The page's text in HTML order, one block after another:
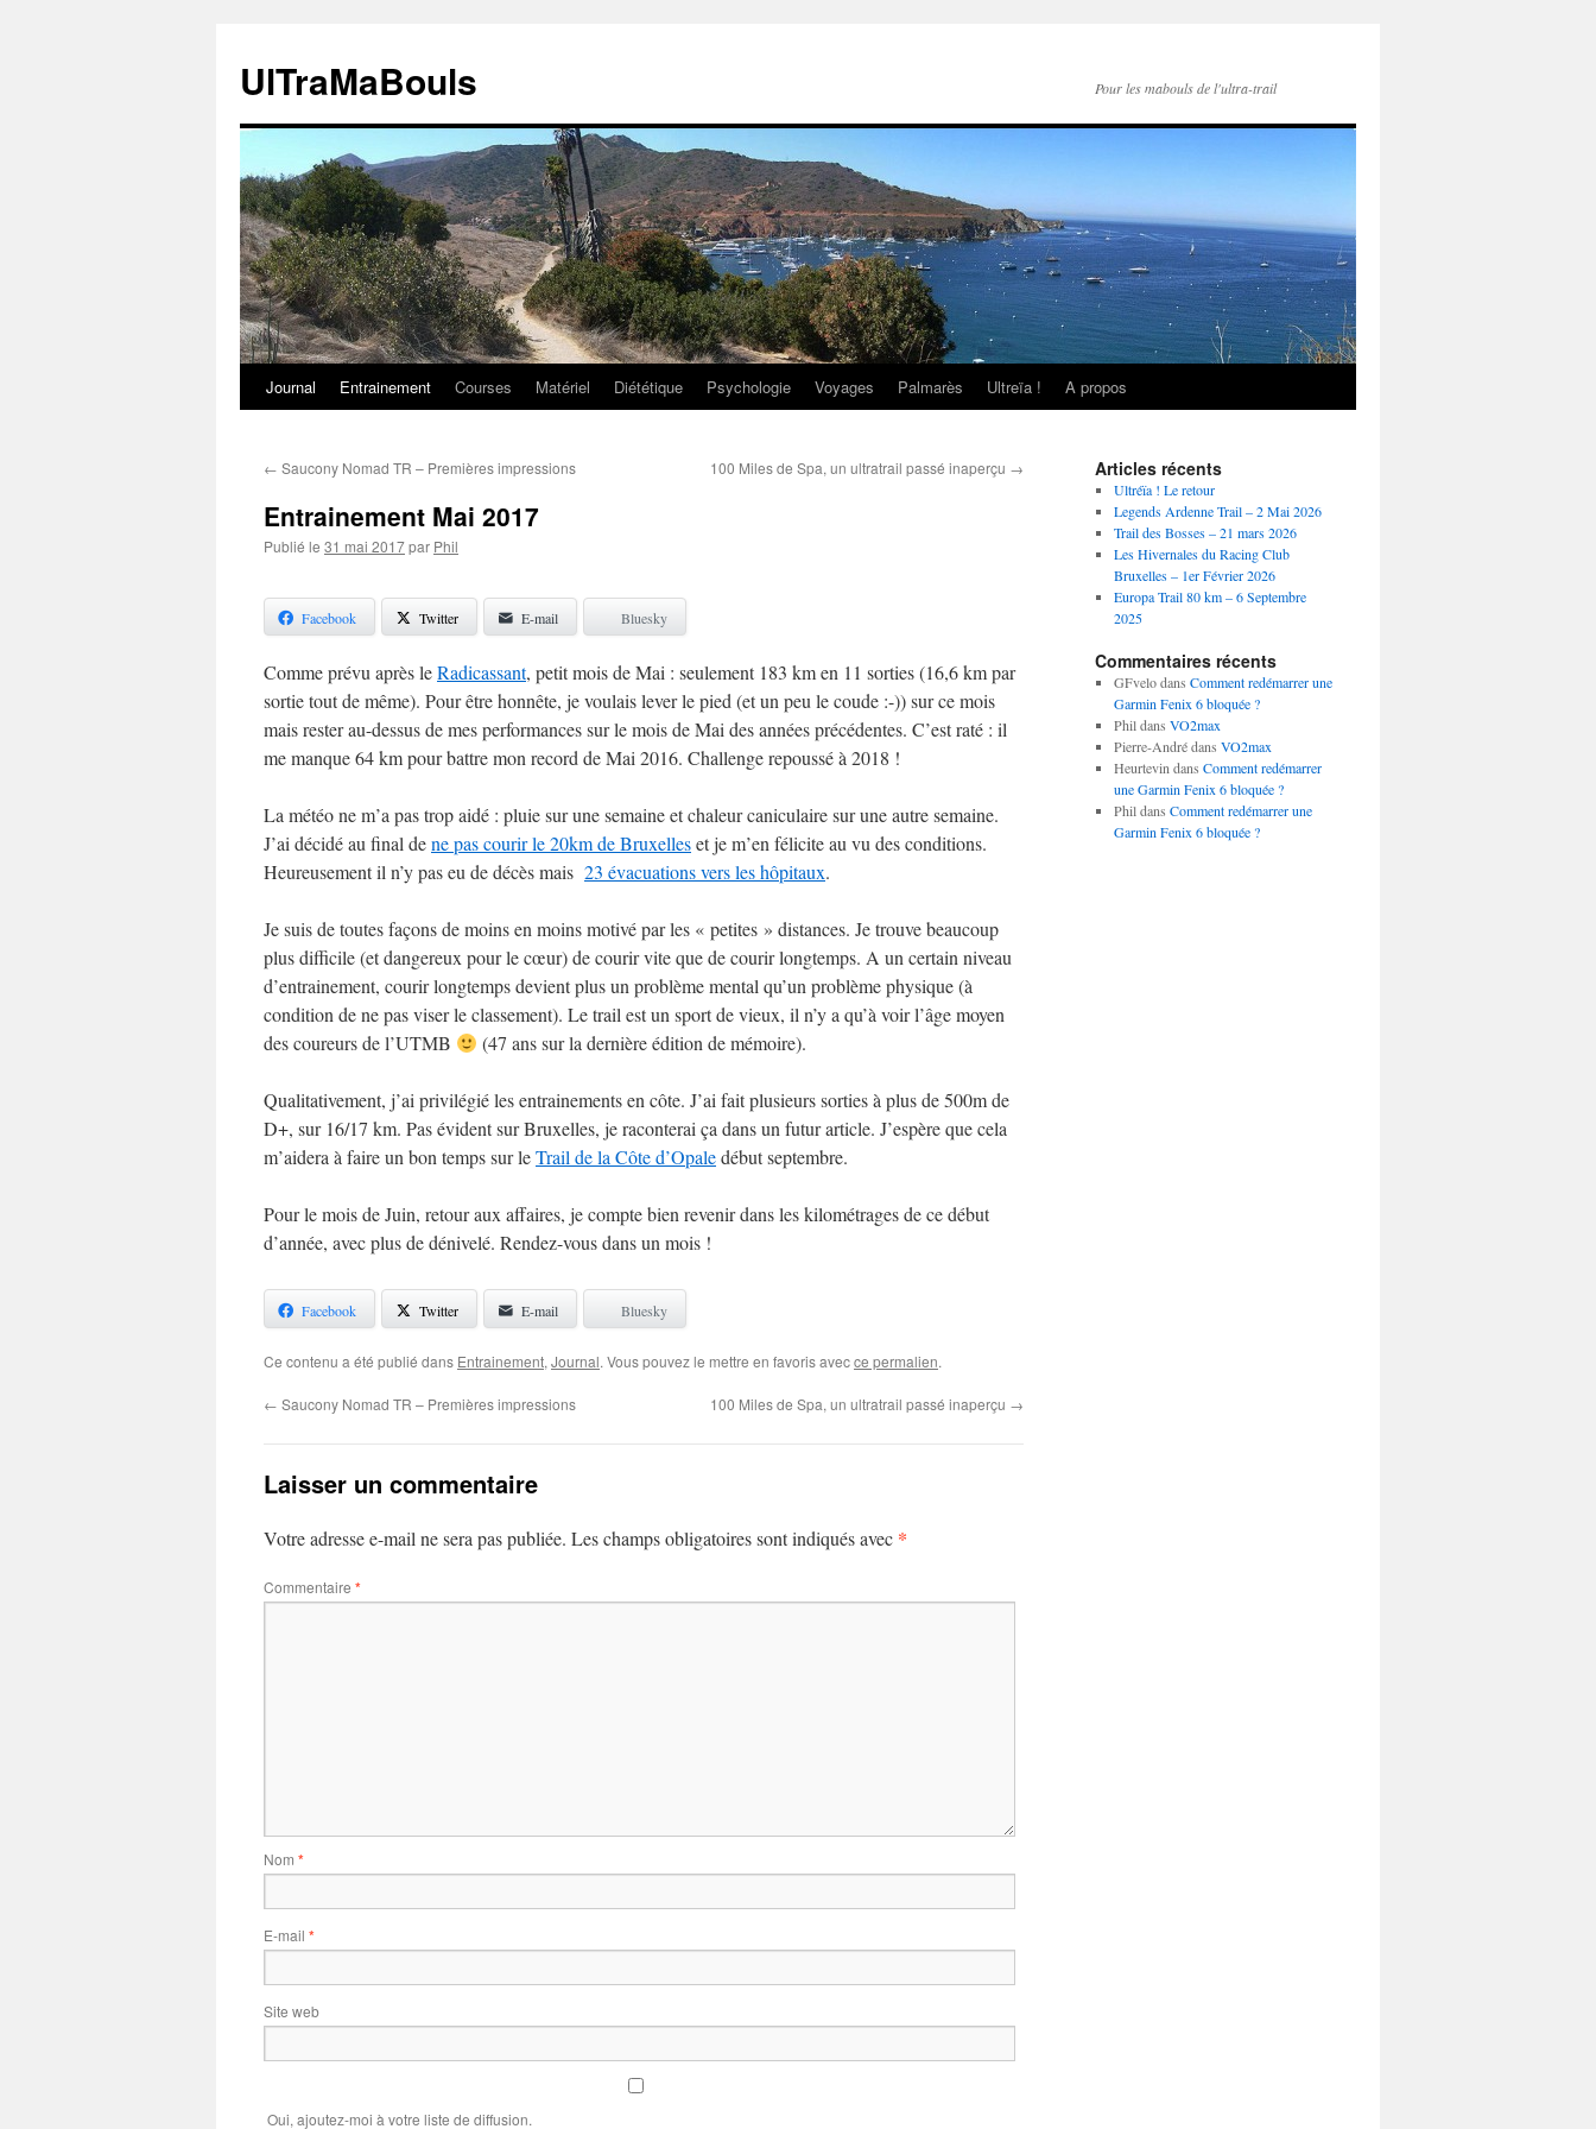
contenu
UlTraMaBouls Pour les mabouls de l'ultra-trail
Journal Entrainement Courses Matériel Diététique Psychologie Voyages Palmarès Ultreïa ! A propos
← Saucony Nomad TR – Premières impressions 100 Miles de Spa, un ultratrail passé inaperçu →
Entrainement Mai 2017
Publié le 31 mai 2017par Phil
Facebook Twitter E-mail Bluesky
Comme prévu après leRadicassant, petit mois de Mai : seulement 183 km en 11 sorties (16,6 km par
sortie tout de même). Pour être honnête, je voulais lever le pied (et un peu le coude :-)) sur ce mois
mais rester au-dessus de mes performances sur le mois de Mai des années précédentes. C’est raté : il
me manque 64 km pour battre mon record de Mai 2016. Challenge repoussé à 2018 !
La météo ne m’a pas trop aidé : pluie sur une semaine et chaleur caniculaire sur une autre semaine.
J’ai décidé au final dene pas courir le 20km de Bruxelleset je m’en félicite au vu des conditions.
Heureusement il n’y pas eu de décès mais 23 évacuations vers les hôpitaux.
Je suis de toutes façons de moins en moins motivé par les « petites » distances. Je trouve beaucoup
plus difficile (et dangereux pour le cœur) de courir vite que de courir longtemps. A un certain niveau
d’entrainement, courir longtemps devient plus un problème mental qu’un problème physique (à
condition de ne pas viser le classement). Le trail est un sport de vieux, il n’y a qu’à voir l’âge moyen
des coureurs de l’UTMB
(47 ans sur la dernière édition de mémoire).
Qualitativement, j’ai privilégié les entrainements en côte. J’ai fait plusieurs sorties à plus de 500m de
D+, sur 16/17 km. Pas évident sur Bruxelles, je raconterai ça dans un futur article. J’espère que cela
m’aidera à faire un bon temps sur leTrail de la Côte d’Opaledébut septembre.
Pour le mois de Juin, retour aux affaires, je compte bien revenir dans les kilométrages de ce début
d’année, avec plus de dénivelé. Rendez-vous dans un mois !
Facebook Twitter E-mail Bluesky
Ce contenu a été publié dans Entrainement, Journal. Vous pouvez le mettre en favoris avecce permalien.
← Saucony Nomad TR – Premières impressions 100 Miles de Spa, un ultratrail passé inaperçu →
Laisser un commentaire
Votre adresse e-mail ne sera pas publiée. Les champs obligatoires sont indiqués avec *
Commentaire *
Nom *
E-mail *
Site web
Oui, ajoutez-moi à votre liste de diffusion.
Articles récents
Ultréïa ! Le retour
Legends Ardenne Trail – 2 Mai 2026
Trail des Bosses – 21 mars 2026
Les Hivernales du Racing Club
Bruxelles – 1er Février 2026
Europa Trail 80 km – 6 Septembre
2025
Commentaires récents
GFvelodans Comment redémarrer une
Garmin Fenix 6 bloquée ?
Phildans VO2max
Pierre-Andrédans VO2max
Heurtevin dans Comment redémarrer
une Garmin Fenix 6 bloquée ?
Phildans Comment redémarrer une
Garmin Fenix 6 bloquée ?